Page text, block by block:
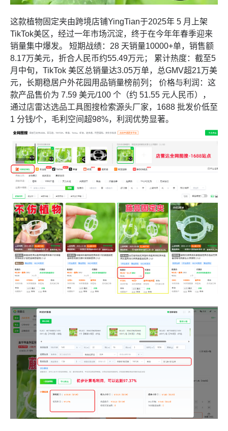
这款植物固定夹由跨境店铺YingTian于2025年 5 月上架
TikTok美区，经过一年市场沉淀，终于在今年年春季迎来
销量集中爆发。 短期战绩：28 天销量10000+单，销售额
8.17万美元，折合人民币约55.49万元； 累计热度：截至5
月中旬，TikTok 美区总销量达3.05万单，总GMV超21万美
元，长期稳居户外花园用品销量榜前列； 价格与利润：这
款产品售价为 7.59 美元/100 个（约 51.55 元人民币），
通过店雷达选品工具图搜检索源头厂家，1688 批发价低至
1 分钱/个，毛利空间超98%，利润优势显著。